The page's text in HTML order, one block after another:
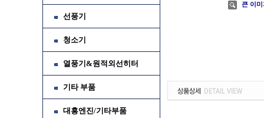
선풍기
청소기
열풍기&원적외선히터
기타 부품
대흥엔진/기타부품
큰 이